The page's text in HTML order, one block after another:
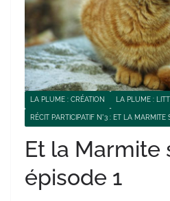
LA PLUME : CRÉATION LA PLUME :
RÉCIT PARTICIPATIF N°3 : ET LA MARMITE
Et la Marmite
épisode 1